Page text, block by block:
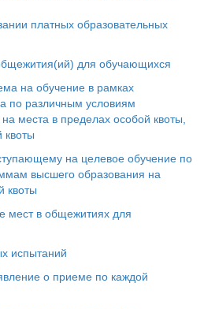
платных образовательных
для обучающихся
на обучение в рамках
по различным условиям
места в пределах особой квоты,
квоты
на целевое обучение по
высшего образования на
квоты
мест в общежитиях для
испытаний
о приеме по каждой